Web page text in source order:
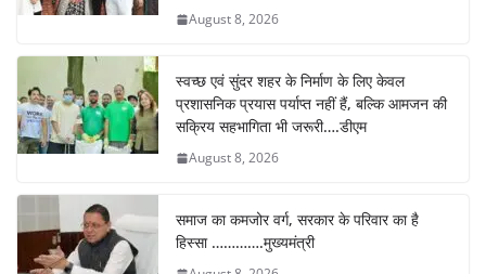
August 8, 2026
स्वच्छ एवं सुंदर शहर के निर्माण के लिए केवल
प्रशासनिक प्रयास पर्याप्त नहीं हैं, बल्कि आमजन की
सक्रिय सहभागिता भी जरूरी….डीएम
August 8, 2026
समाज का कमजोर वर्ग, सरकार के परिवार का है
हिस्सा ………….मुख्यमंत्री